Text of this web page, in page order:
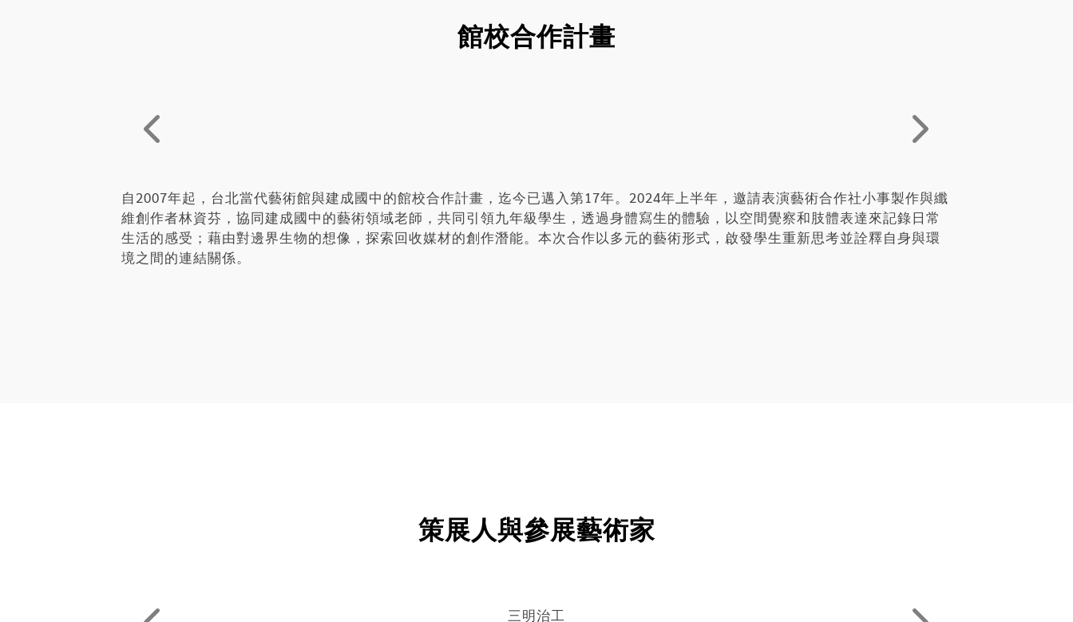
館校合作計畫
自2007年起，台北當代藝術館與建成國中的館校合作計畫，迄今已邁入第17年。2024年上半年，邀請表演藝術合作社小事製作與纖
維創作者林資芬，協同建成國中的藝術領域老師，共同引領九年級學生，透過身體寫生的體驗，以空間覺察和肢體表達來記錄日常
生活的感受；藉由對邊界生物的想像，探索回收媒材的創作潛能。本次合作以多元的藝術形式，啟發學生重新思考並詮釋自身與環
境之間的連結關係。
策展人與參展藝術家
三明治工